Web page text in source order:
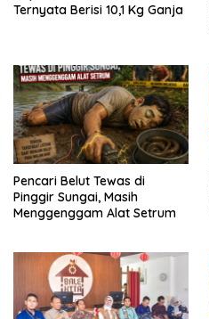
Ternyata Berisi 10,1 Kg Ganja
Pencari Belut Tewas di
Pinggir Sungai, Masih
Menggenggam Alat Setrum